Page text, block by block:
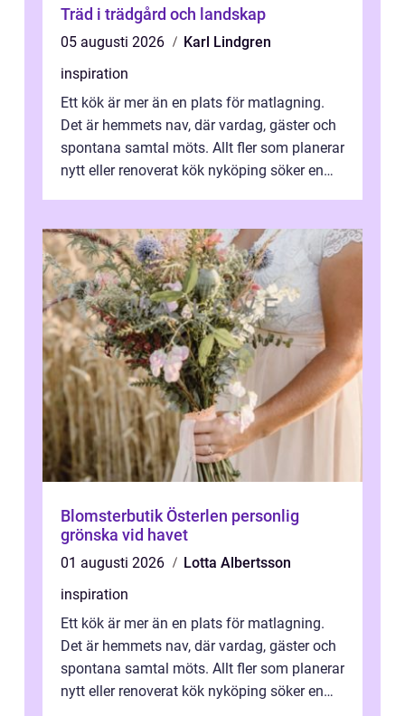
Träd i trädgård och landskap
05 augusti 2026
Karl Lindgren
inspiration
Ett kök är mer än en plats för matlagning.
Det är hemmets nav, där vardag, gäster och
spontana samtal möts. Allt fler som planerar
nytt eller renoverat kök nyköping söker en
Blomsterbutik Österlen personlig
grönska vid havet
01 augusti 2026
Lotta Albertsson
inspiration
Ett kök är mer än en plats för matlagning.
Det är hemmets nav, där vardag, gäster och
spontana samtal möts. Allt fler som planerar
nytt eller renoverat kök nyköping söker en